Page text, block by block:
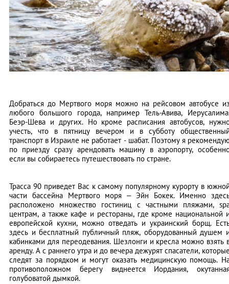
Добраться до Мертвого моря можно на рейсовом автобусе
любого большого города, например Тель-Авива,
Беэр-Шева и других. Но кроме расписания автобусов,
учесть, что в пятницу вечером и в субботу
транспорт в Израиле не работает - шабат. Поэтому я
по приезду сразу арендовать машину в аэропорту,
если вы собираетесь путешествовать по стране.
Трасса 90 приведет Вас к самому популярному курорту в
части бассейна Мертвого моря – Эйн Бокек. Именно
расположено множество гостиниц с частными пляжами,
центрам, а также кафе и рестораны, где кроме национальной
европейской кухни, можно отведать и украинский борщ.
здесь и бесплатный публичный пляж, оборудованный душем
кабинками для переодевания. Шезлонги и кресла можно взять
аренду. А с раннего утра и до вечера дежурят спасатели,
следят за порядком и могут оказать медицинскую помощь.
противоположном берегу виднеется Иордания,
голубоватой дымкой.